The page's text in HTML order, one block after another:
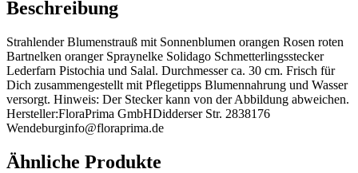
Beschreibung
Strahlender Blumenstrauß mit Sonnenblumen orangen Rosen roten
Bartnelken oranger Spraynelke Solidago Schmetterlingsstecker
Lederfarn Pistochia und Salal. Durchmesser ca. 30 cm. Frisch für
Dich zusammengestellt mit Pflegetipps Blumennahrung und Wasser
versorgt. Hinweis: Der Stecker kann von der Abbildung abweichen.
Hersteller:FloraPrima GmbHDidderser Str. 2838176
Wendeburginfo@floraprima.de
Ähnliche Produkte